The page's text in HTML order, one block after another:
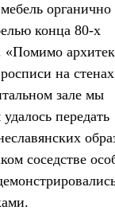
органично
конца 80-х
«Помимо
на стенах
зале мы
передать
соседстве